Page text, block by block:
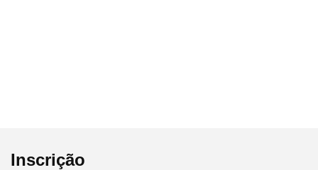
Inscrição